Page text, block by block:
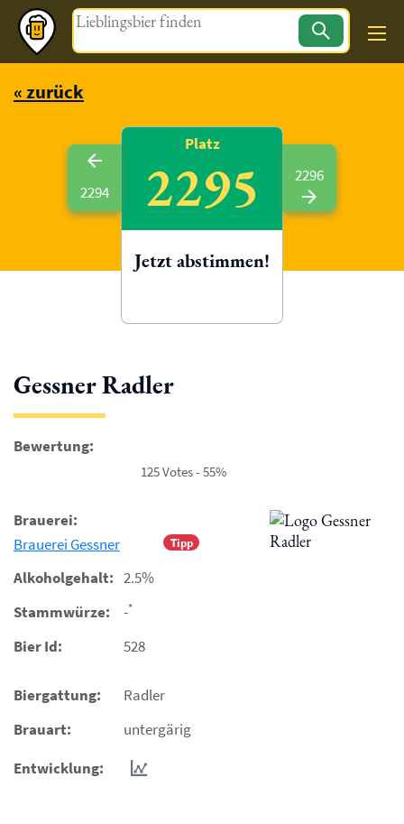
Magazin
« zurück
Gessner Radler
Bewertung:
125 Votes - 55%
Brauerei:
Tipp
Brauerei Gessner
Alkoholgehalt: 2.5%
Stammwürze:
-*
Bier Id: 528
Biergattung:
Radler
Brauart:
untergärig
Entwicklung:
2294
Platz
2295
Jetzt abstimmen!
2296